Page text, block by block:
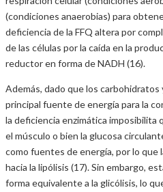
(condiciones anaerobias) para
deficiencia de la FFQ altera por
de las células por la caída en la
reductor en forma de NADH (16).
Además, dado que los carbohidratos
principal fuente de energía para la
la deficiencia enzimática imposibilita
el músculo o bien la glucosa
como fuentes de energía, por lo que
hacia la lipólisis (17). Sin embargo,
forma equivalente a la glicólisis, lo